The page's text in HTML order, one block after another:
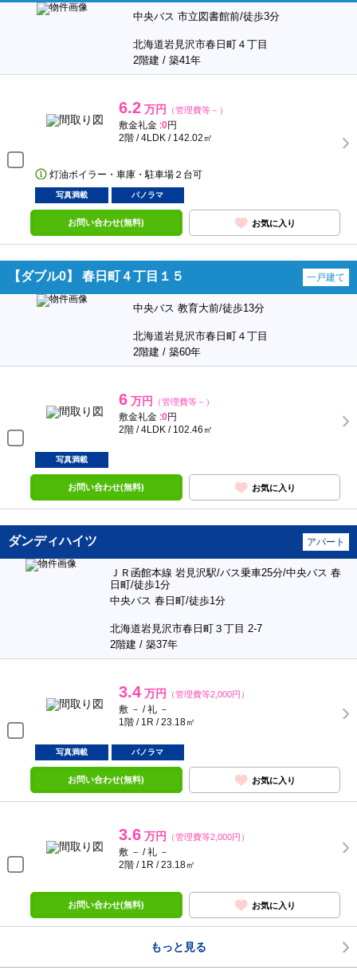
中央バス 市立図書館前/徒歩3分
北海道岩見沢市春日町４丁目
2階建 / 築41年
6.2 万円 （管理費等－）
敷金礼金 :0円
2階 / 4LDK / 142.02㎡
灯油ボイラー・車庫・駐車場２台可
写真満載 パノラマ
お問い合わせ(無料) お気に入り
【ダブル0】 春日町４丁目１５ 一戸建て
中央バス 教育大前/徒歩13分
北海道岩見沢市春日町４丁目
2階建 / 築60年
6 万円 （管理費等－）
敷金礼金 :0円
2階 / 4LDK / 102.46㎡
写真満載
お問い合わせ(無料) お気に入り
ダンディハイツ アパート
ＪＲ函館本線 岩見沢駅/バス乗車25分/中央バス 春
日町/徒歩1分
中央バス 春日町/徒歩1分
北海道岩見沢市春日町３丁目 2-7
2階建 / 築37年
3.4 万円 （管理費等2,000円）
敷 － / 礼 －
1階 / 1R / 23.18㎡
写真満載 パノラマ
お問い合わせ(無料) お気に入り
3.6 万円 （管理費等2,000円）
敷 － / 礼 －
2階 / 1R / 23.18㎡
お問い合わせ(無料) お気に入り
もっと見る